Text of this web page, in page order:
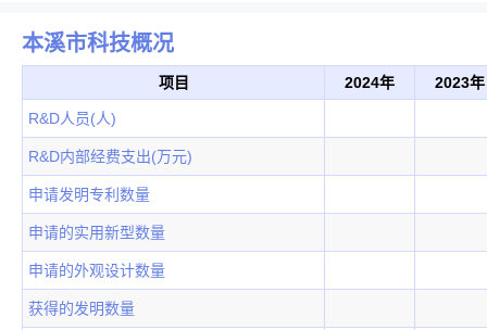
本溪市科技概况
项目 2024年 2023年
R&D人员(人)
R&D内部经费支出(万元)
申请发明专利数量
申请的实用新型数量
申请的外观设计数量
获得的发明数量